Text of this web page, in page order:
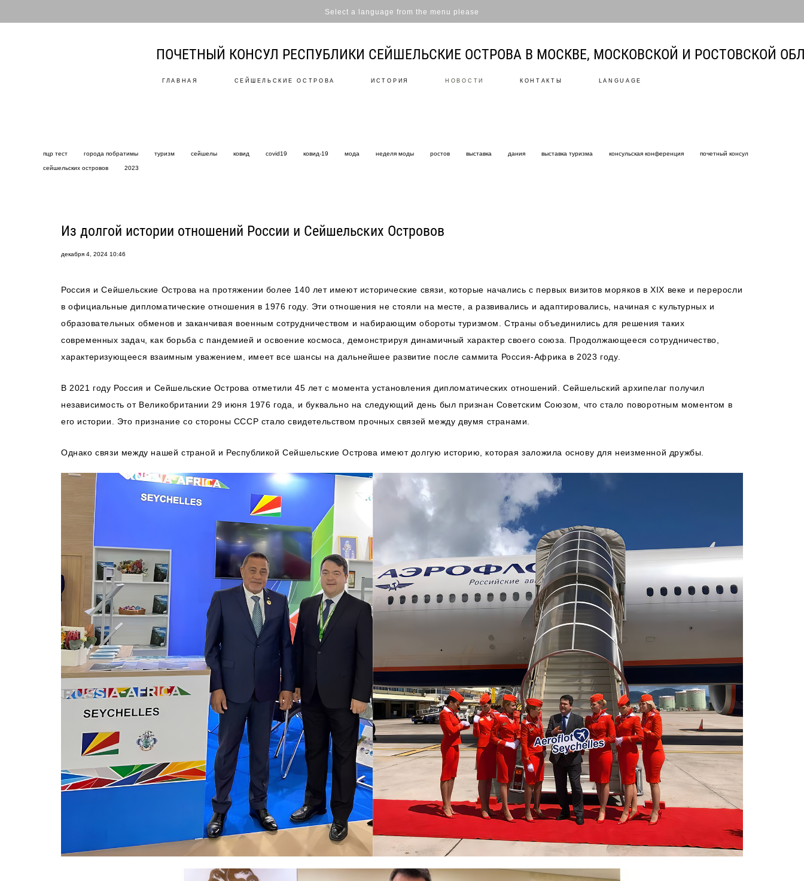
Select a language from the menu please
ПОЧЕТНЫЙ КОНСУЛ РЕСПУБЛИКИ СЕЙШЕЛЬСКИЕ ОСТРОВА В МОСКВЕ, МОСКОВСКОЙ И РОСТОВСКОЙ
ГЛАВНАЯ СЕЙШЕЛЬСКИЕ ОСТРОВА ИСТОРИЯ НОВОСТИ КОНТАКТЫ LANGUAGE
пцр тест города побратимы туризм сейшелы ковид covid19 ковид-19 мода неделя моды ростов выставка дания выставка туризма консульская конференция почетный консул
сейшельских островов 2023
Из долгой истории отношений России и Сейшельских Островов
декабря 4, 2024 10:46
Россия и Сейшельские Острова на протяжении более 140 лет имеют исторические связи, которые начались с первых визитов моряков в XIX веке и переросли
в официальные дипломатические отношения в 1976 году. Эти отношения не стояли на месте, а развивались и адаптировались, начиная с культурных и
образовательных обменов и заканчивая военным сотрудничеством и набирающим обороты туризмом. Страны объединились для решения таких
современных задач, как борьба с пандемией и освоение космоса, демонстрируя динамичный характер своего союза. Продолжающееся сотрудничество,
характеризующееся взаимным уважением, имеет все шансы на дальнейшее развитие после саммита Россия-Африка в 2023 году.
В 2021 году Россия и Сейшельские Острова отметили 45 лет с момента установления дипломатических отношений. Сейшельский архипелаг получил
независимость от Великобритании 29 июня 1976 года, и буквально на следующий день был признан Советским Союзом, что стало поворотным моментом в
его истории. Это признание со стороны СССР стало свидетельством прочных связей между двумя странами.
Однако связи между нашей страной и Республикой Сейшельские Острова имеют долгую историю, которая заложила основу для неизменной дружбы.